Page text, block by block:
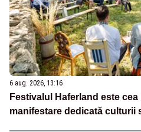
6 aug. 2026, 13:16
Festivalul Haferland este
manifestare dedicată culturii